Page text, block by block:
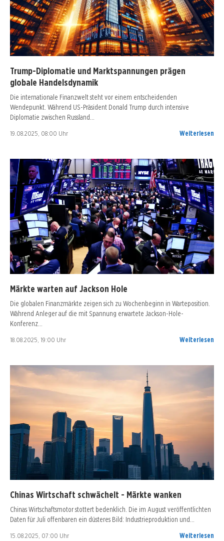
Trump-Diplomatie und Marktspannungen prägen
globale Handelsdynamik
Die internationale Finanzwelt steht vor einem entscheidenden
Wendepunkt. Während US-Präsident Donald Trump durch intensive
Diplomatie zwischen Russland…
19.08.2025, 08:00 Uhr Weiterlesen
Märkte warten auf Jackson Hole
Die globalen Finanzmärkte zeigen sich zu Wochenbeginn in Warteposition.
Während Anleger auf die mit Spannung erwartete Jackson-Hole-
Konferenz…
18.08.2025, 19:00 Uhr Weiterlesen
Chinas Wirtschaft schwächelt - Märkte wanken
Chinas Wirtschaftsmotor stottert bedenklich. Die im August veröffentlichten
Daten für Juli offenbaren ein düsteres Bild: Industrieproduktion und…
15.08.2025, 07:00 Uhr Weiterlesen